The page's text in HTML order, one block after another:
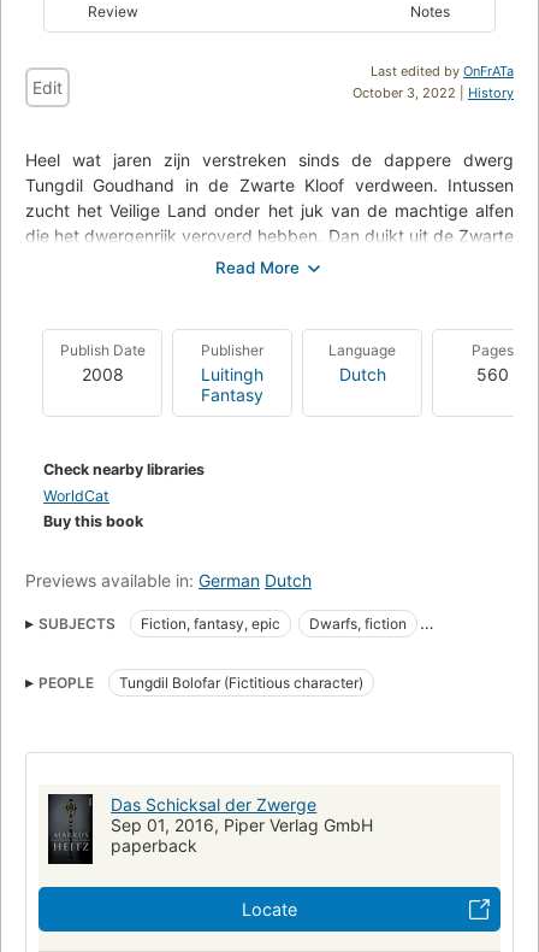
Review Notes
Last edited by OnFrATa
October 3, 2022 | History
Edit
Heel wat jaren zijn verstreken sinds de dappere dwerg
Tungdil Goudhand in de Zwarte Kloof verdween. Intussen
zucht het Veilige Land onder het juk van de machtige alfen
die het dwergenrijk veroverd hebben. Dan duikt uit de Zwarte
Kloof een krijger in een zwarte wapenrusting op die zich
iemand die zich voor Tungdil uitgeeft? Wat zijn de
bedoelingen van de krijger in de magische wapenrusting?
Deze keer staat niet alleen de toekomst van het Veilige Land
Publish Date
2008
Publisher
Luitingh
Fantasy
Language
Dutch
Pages
560
Check nearby libraries
WorldCat
Buy this book
Previews available in: German Dutch
SUBJECTS Fiction, fantasy, epic
Dwarfs, fiction
PEOPLE
Tungdil Bolofar (Fictitious character)
Das Schicksal der Zwerge
Sep 01, 2016, Piper Verlag GmbH
paperback
Locate